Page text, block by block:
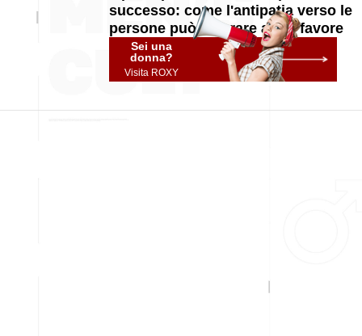
successo: come l'antipatia verso le
persone può lavorare a tuo favore
Sei una
donna?
Visita ROXY